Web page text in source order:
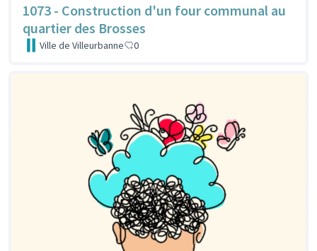
1073 - Construction d'un four communal au
quartier des Brosses
Ville de Villeurbanne 0